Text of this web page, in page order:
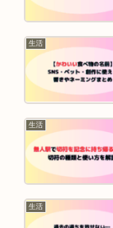
生活
生活
生活